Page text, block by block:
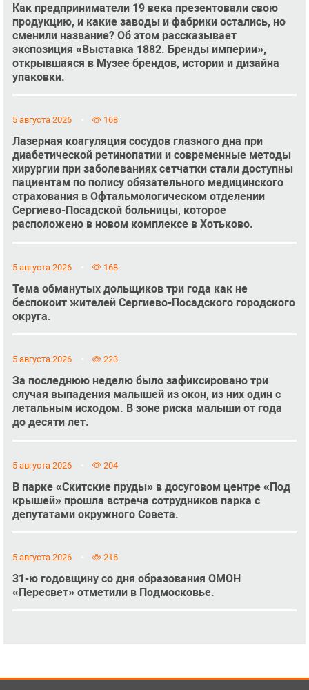
Как предприниматели 19 века презентовали свою
продукцию, и какие заводы и фабрики остались, но
сменили название? Об этом рассказывает
экспозиция «Выставка 1882. Бренды империи»,
открывшаяся в Музее брендов, истории и дизайна
упаковки.
5 августа 2026 168
Лазерная коагуляция сосудов глазного дна при
диабетической ретинопатии и современные методы
хирургии при заболеваниях сетчатки стали доступны
пациентам по полису обязательного медицинского
страхования в Офтальмологическом отделении
Сергиево-Посадской больницы, которое
расположено в новом комплексе в Хотьково.
5 августа 2026 168
Тема обманутых дольщиков три года как не
беспокоит жителей Сергиево-Посадского городского
округа.
5 августа 2026 223
За последнюю неделю было зафиксировано три
случая выпадения малышей из окон, из них один с
летальным исходом. В зоне риска малыши от года
до десяти лет.
5 августа 2026 204
В парке «Скитские пруды» в досуговом центре «Под
крышей» прошла встреча сотрудников парка с
депутатами окружного Совета.
5 августа 2026 216
31-ю годовщину со дня образования ОМОН
«Пересвет» отметили в Подмосковье.